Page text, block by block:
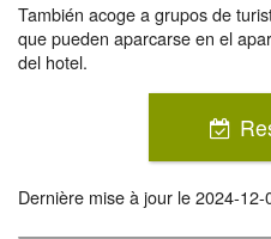
También acoge a grupos de
que pueden aparcarse en el
del hotel.
Dernière mise à jour le2024-12-